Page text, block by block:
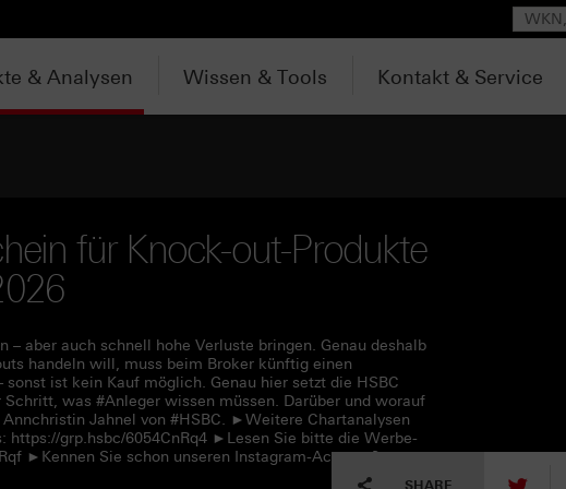
Suche
& Analysen Wissen & Tools Kontakt & Service
für Knock-out-Produkte
aber auch schnell hohe Verluste bringen. Genau deshalb
handeln will, muss beim Broker künftig einen
ist kein Kauf möglich. Genau hier setzt die HSBC
was #Anleger wissen müssen. Darüber und worauf
Jahnel von #HSBC. ►Weitere Chartanalysen
grp.hsbc/6054CnRq4 ►Lesen Sie bitte die Werbe-
►Kennen Sie schon unseren Instagram-Account?
SHARE tweet